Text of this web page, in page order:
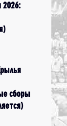
2026:
сборы